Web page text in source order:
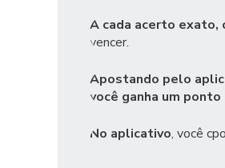
A cada acerto exato,
vencer.
Apostando pelo
você ganha um
No aplicativo, você